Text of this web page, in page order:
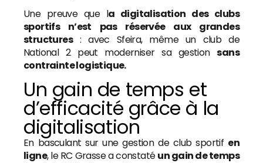
Une preuve que la digitalisation des clubs
sportifs n’est pas réservée aux grandes
structures: avec Sfeira, même un club de
National 2 peut moderniser sa gestionsans
contrainte logistique.
Un gain de temps et
d’efficacité grâce à la
digitalisation
En basculant sur une gestion de club sportif en
ligne, le RC Grasse a constatéun gain de temps